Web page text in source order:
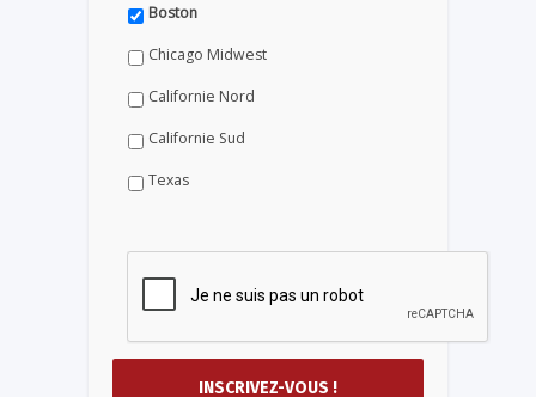
Boston
Chicago Midwest
Californie Nord
Californie Sud
Texas